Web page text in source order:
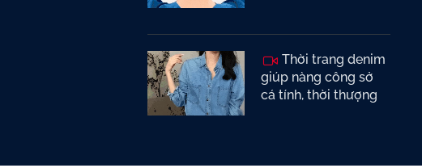
Thời trang denim
giúp nàng công sở
cá tính, thời thượng